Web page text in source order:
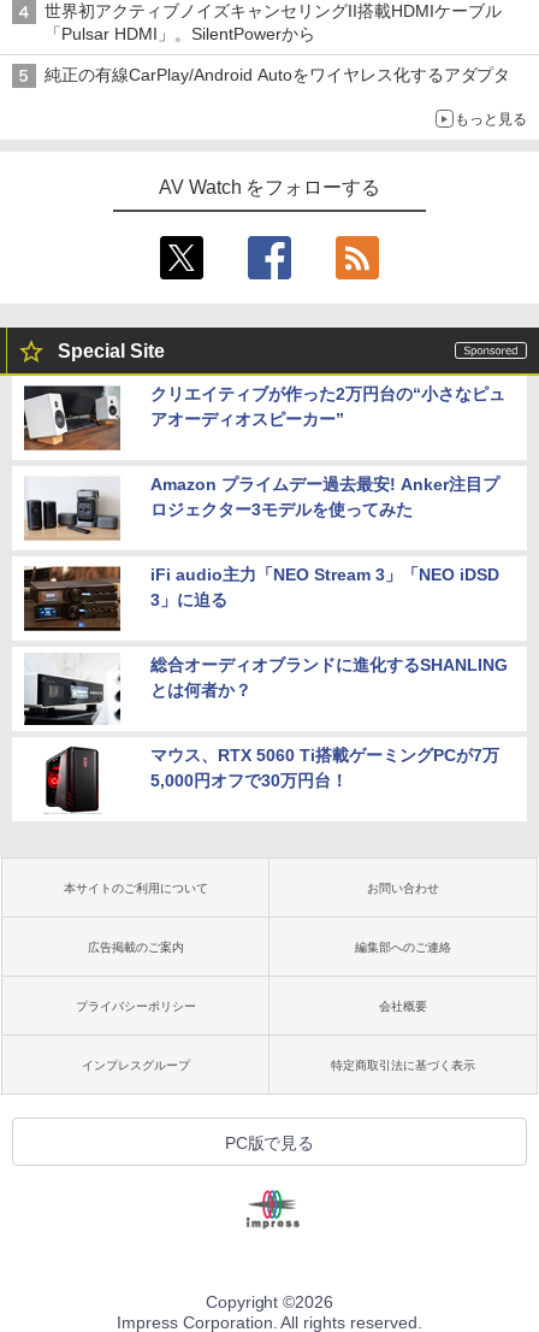
世界初アクティブノイズキャンセリングII搭載HDMIケーブル
「Pulsar HDMI」。SilentPowerから
純正の有線CarPlay/Android Autoをワイヤレス化するアダプタ
もっと見る
AV Watch をフォローする
Special Site
クリエイティブが作った2万円台の“小さなピュ
アオーディオスピーカー”
Amazon プライムデー過去最安! Anker注目プ
ロジェクター3モデルを使ってみた
iFi audio主力「NEO Stream 3」「NEO iDSD
3」に迫る
総合オーディオブランドに進化するSHANLING
とは何者か？
マウス、RTX 5060 Ti搭載ゲーミングPCが7万
5,000円オフで30万円台！
本サイトのご利用について お問い合わせ
広告掲載のご案内 編集部へのご連絡
プライバシーポリシー 会社概要
インプレスグループ 特定商取引法に基づく表示
PC版で見る
Copyright ©2026
Impress Corporation. All rights reserved.